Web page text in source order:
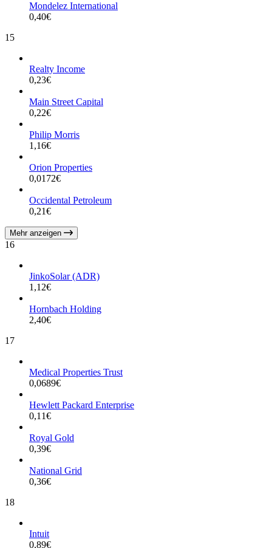
Mondelez International
0,40€
15
Realty Income
0,23€
Main Street Capital
0,22€
Philip Morris
1,16€
Orion Properties
0,0172€
Occidental Petroleum
0,21€
Mehr anzeigen
16
JinkoSolar (ADR)
1,12€
Hornbach Holding
2,40€
17
Medical Properties Trust
0,0689€
Hewlett Packard Enterprise
0,11€
Royal Gold
0,39€
National Grid
0,36€
18
Intuit
0,89€